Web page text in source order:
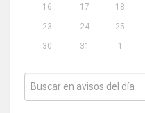
16
17 18
23
24 25
30
31 1